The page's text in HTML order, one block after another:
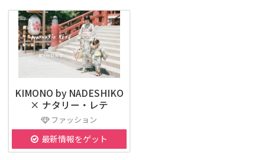
KIMONO by NADESHIKO
× ナタリー・レテ
ファッション
最新情報をゲット